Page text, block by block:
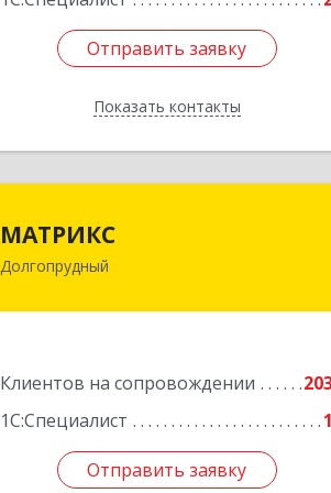
Отправить заявку
Показать контакты
Отправить заявку
Назад
МАТРИКС
Долгопрудный
Клиентов на сопровождении
1С:Специалист
1
Отправить заявку
Отправить заявку